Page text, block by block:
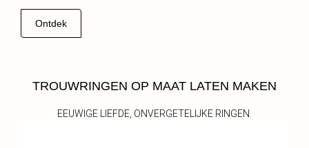
Ontdek
TROUWRINGEN OP MAAT LATEN MAKEN
EEUWIGE LIEFDE, ONVERGETELIJKE RINGEN.